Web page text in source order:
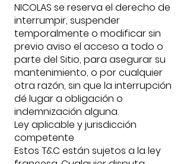
NICOLAS se reserva el derecho de
interrumpir, suspender
temporalmente o modificar sin
previo aviso el acceso a todo o
parte del Sitio, para asegurar su
mantenimiento, o por cualquier
otra razón, sin que la interrupción
dé lugar a obligación o
indemnización alguna.
Ley aplicable y jurisdicción
competente
Estos T&C están sujetos a la ley